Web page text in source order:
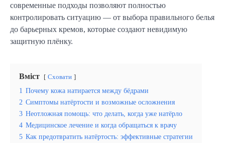
современные подходы позволяют полностью
контролировать ситуацию — от выбора правильного белья
до барьерных кремов, которые создают невидимую
защитную плёнку.
Вміст Сховати
1 Почему кожа натирается между бёдрами
2 Симптомы натёртости и возможные осложнения
3 Неотложная помощь: что делать, когда уже натёрло
4 Медицинское лечение и когда обращаться к врачу
5 Как предотвратить натёртость: эффективные стратегии